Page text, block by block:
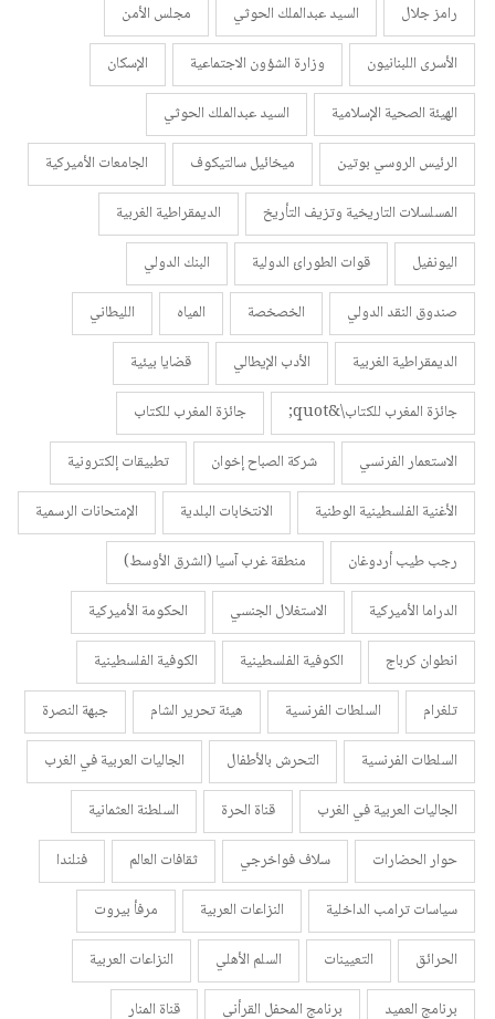
رامز جلال
السيد عبدالملك الحوثي
مجلس الأمن
الأسرى اللبنانيون
وزارة الشؤون الاجتماعية
الإسكان
الهيئة الصحية الإسلامية
السيد عبدالملك الحوثي
الرئيس الروسي بوتين
ميخائيل سالتيكوف
الجامعات الأميركية
المسلسلات التاريخية وتزيف التأريخ
الديمقراطية الغربية
اليونفيل
قوات الطورائ الدولية
البنك الدولي
صندوق النقد الدولي
الخصخصة المياه
الليطاني
الديمقراطية الغربية
الأدب الإيطالي
قضايا بيئية
جائزة المغرب للكتاب\&quot;
جائزة المغرب للكتاب
الاستعمار الفرنسي
شركة الصباح إخوان
تطبيقات إلكترونية
الأغنية الفلسطينية الوطنية
الانتخابات البلدية
الإمتحانات الرسمية
رجب طيب أردوغان
منطقة غرب آسيا (الشرق الأوسط)
الدراما الأميركية
الاستغلال الجنسي
الحكومة الأميركية
انطوان كرباج
الكوفية الفلسطينية
الكوفية الفلسطينية
تلغرام
السلطات الفرنسية هيئة تحرير الشام
جبهة النصرة
السلطات الفرنسية
التحرش بالأطفال
الجاليات العربية في الغرب
الجاليات العربية في الغرب
قناة الحرة
السلطنة العثمانية
حوار الحضارات
سلاف فواخرجي ثقافات العالم
فنلندا
سياسات ترامب الداخلية
النزاعات العربية
مرفأ بيروت
الحرائق
التعيينات السلم الأهلي
النزاعات العربية
برنامج العميد
برنامج المحفل القرأني قناة المنار